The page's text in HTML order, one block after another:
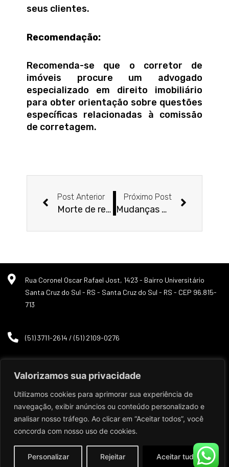
Valorizamos sua privacidade
Utilizamos cookies para aprimorar sua experiência de
navegação, exibir anúncios ou conteúdo personalizado e
analisar nosso tráfego. Ao clicar em “Aceitar todos”, você
concorda com nosso uso de cookies.
Personalizar Rejeitar Aceitar tudo
seus clientes.
Recomendação:
Recomenda-se que o corretor de
imóveis procure um advogado
especializado em direito imobiliário
para obter orientação sobre questões
específicas relacionadas à comissão
de corretagem.
Anterior
Post Anterior
Morte de recém-nascido não afasta pagamento de pensão aos pais
Próximo Post
Mudanças da Reforma Trabalhista valem a partir de sua vigência para contratos em curso
Rua Coronel Oscar Rafael Jost, 1423 - Bairro Universitário
Santa Cruz do Sul - RS - Santa Cruz do Sul - RS - CEP 96.815-
713
(51) 3711-2614 / (51) 2109-0276
Desenvolvido por:
fischeradv.com.br. © Todos os direitos reservados.